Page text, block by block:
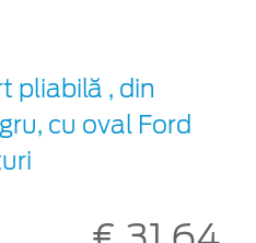
pliabilă , din
cu oval Ford